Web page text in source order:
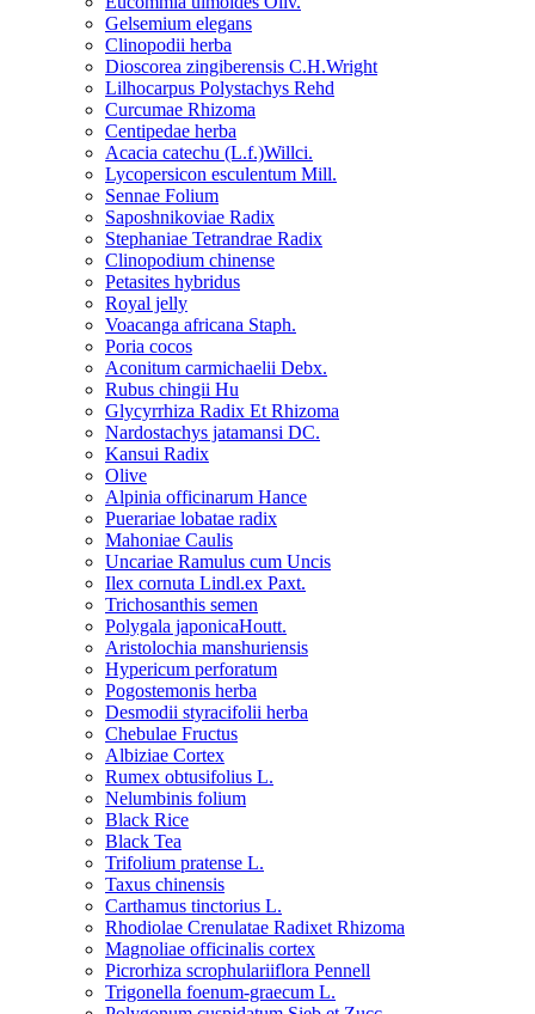
Gelsemium elegans
Clinopodii herba
Dioscorea zingiberensis C.H.Wright
Lilhocarpus Polystachys Rehd
Curcumae Rhizoma
Centipedae herba
Acacia catechu (L.f.)Willci.
Lycopersicon esculentum Mill.
Sennae Folium
Saposhnikoviae Radix
Stephaniae Tetrandrae Radix
Clinopodium chinense
Petasites hybridus
Royal jelly
Voacanga africana Staph.
Poria cocos
Aconitum carmichaelii Debx.
Rubus chingii Hu
Glycyrrhiza Radix Et Rhizoma
Nardostachys jatamansi DC.
Kansui Radix
Olive
Alpinia officinarum Hance
Puerariae lobatae radix
Mahoniae Caulis
Uncariae Ramulus cum Uncis
Ilex cornuta Lindl.ex Paxt.
Trichosanthis semen
Polygala japonicaHoutt.
Aristolochia manshuriensis
Hypericum perforatum
Pogostemonis herba
Desmodii styracifolii herba
Chebulae Fructus
Albiziae Cortex
Rumex obtusifolius L.
Nelumbinis folium
Black Rice
Black Tea
Trifolium pratense L.
Taxus chinensis
Carthamus tinctorius L.
Rhodiolae Crenulatae Radixet Rhizoma
Magnoliae officinalis cortex
Picrorhiza scrophulariiflora Pennell
Trigonella foenum-graecum L.